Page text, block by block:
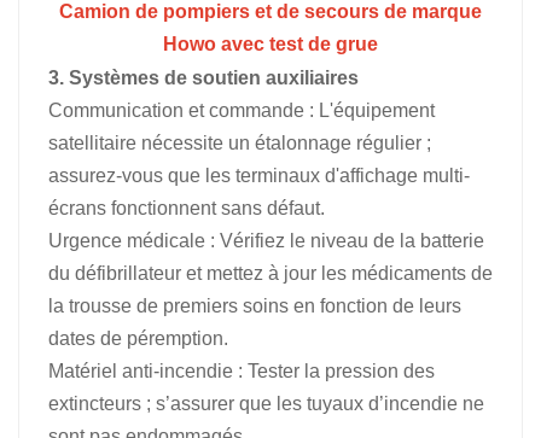
Camion de pompiers et de secours de marque
Howo avec test de grue
3. Systèmes de soutien auxiliaires
Communication et commande : L'équipement
satellitaire nécessite un étalonnage régulier ;
assurez-vous que les terminaux d'affichage multi-
écrans fonctionnent sans défaut.
Urgence médicale : Vérifiez le niveau de la batterie
du défibrillateur et mettez à jour les médicaments de
la trousse de premiers soins en fonction de leurs
dates de péremption.
Matériel anti-incendie : Tester la pression des
extincteurs ; s’assurer que les tuyaux d’incendie ne